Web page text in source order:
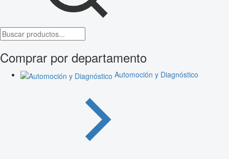
Comprar por departamento
Automoción y Diagnóstico